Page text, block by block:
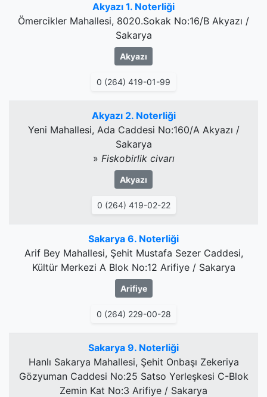
Akyazı 1. Noterliği
Ömercikler Mahallesi, 8020.Sokak No:16/B Akyazı /
Sakarya
Akyazı
0 (264) 419-01-99
Akyazı 2. Noterliği
Yeni Mahallesi, Ada Caddesi No:160/A Akyazı /
Sakarya
» Fiskobirlik civarı
Akyazı
0 (264) 419-02-22
Sakarya 6. Noterliği
Arif Bey Mahallesi, Şehit Mustafa Sezer Caddesi,
Kültür Merkezi A Blok No:12 Arifiye / Sakarya
Arifiye
0 (264) 229-00-28
Sakarya 9. Noterliği
Hanlı Sakarya Mahallesi, Şehit Onbaşı Zekeriya
Gözyuman Caddesi No:25 Satso Yerleşkesi C-Blok
Zemin Kat No:3 Arifiye / Sakarya